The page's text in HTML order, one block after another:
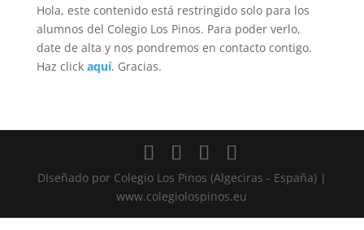
Hola, este contenido está restringido solo para los
alumnos del Colegio Los Pinos. Para poder verlo,
date de alta y nos pondremos en contacto contigo.
Haz click aquí. Gracias.
DIseñado por Colegio Los Pinos (Algeciras - España) |
www.colegiolospinos.eu